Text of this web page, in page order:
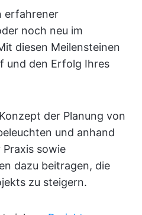
erfahrener
noch neu im
diesen Meilensteinen
und den Erfolg Ihres
der Planung von
und anhand
Praxis sowie
dazu beitragen, die
zu steigern.